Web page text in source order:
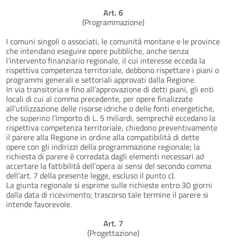
Art. 6
(Programmazione)
I comuni singoli o associati, le comunità montane e le province
che intendano eseguire opere pubbliche, anche senza
l’intervento finanziario regionale, il cui interesse ecceda la
rispettiva competenza territoriale, debbono rispettare i piani o
programmi generali e settoriali approvati dalla Regione.
In via transitoria e fino all’approvazione di detti piani, gli enti
locali di cui al comma precedente, per opere finalizzate
all’utilizzazione delle risorse idriche o delle fonti energetiche,
che superino l’importo di L. 5 miliardi, semprechè eccedano la
rispettiva competenza territoriale, chiedono preventivamente
il parere alla Regione in ordine alla compatibilità di dette
opere con gli indirizzi della programmazione regionale; la
richiesta di parere è corredata dagli elementi necessari ad
accertare la fattibilità dell’opera ai sensi del secondo comma
dell’art. 7 della presente legge, escluso il punto c).
La giunta regionale si esprime sulle richieste entro 30 giorni
dalla data di ricevimento; trascorso tale termine il parere si
intende favorevole.
Art. 7
(Progettazione)